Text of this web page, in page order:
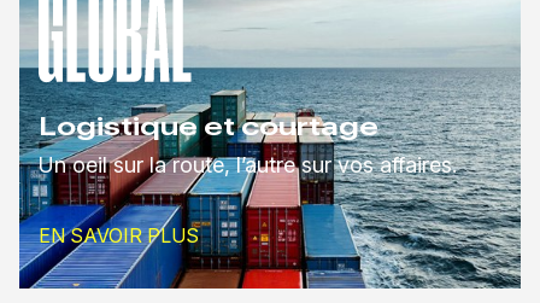
Logistique et courtage
Un oeil sur la route, l’autre sur vos affaires.
EN SAVOIR PLUS